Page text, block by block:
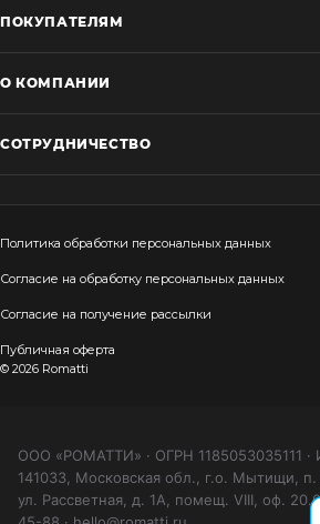
ПОКУПАТЕЛЯМ
О КОМПАНИИ
СОТРУДНИЧЕСТВО
Политика обработки персональных данных
Согласие на обработку персональных данных
Согласие на получение рассылки
Публичная оферта
© 2026 Romatti
ООО «РОМАТТИ» · ОГРН 1185053035111 ·
141033, Московская обл., г.о. Мытищи,
ул. Рассветная, д. 1А, помещ. VIII, оф.